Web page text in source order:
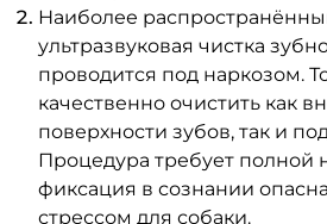
Наиболее
ультразвуковая чистка
проводится под наркозом.
качественно очистить как
поверхности зубов, так и
Процедура требует полной
фиксация в сознании
стрессом для собаки.